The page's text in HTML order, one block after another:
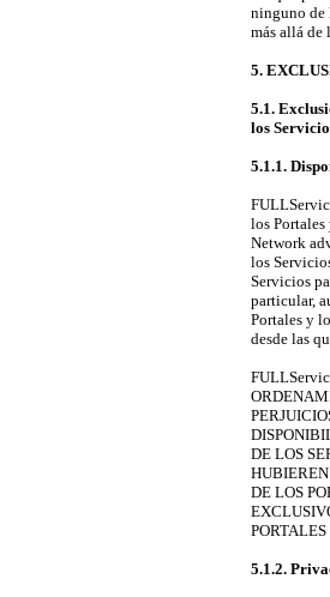
ninguno de
más allá de
5.
5.1.
los
5.1.1.
los
Network
los
Servicios
particular,
Portales y
desde las
DE LOS
DE LOS
5.1.2.